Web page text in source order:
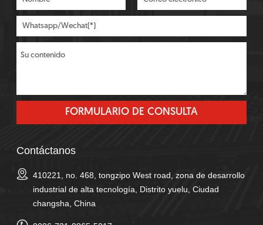
Contáctanos
410221, no. 468, tongzipo West road, zona de desarrollo
industrial de alta tecnología, Distrito yuelu, Ciudad
changsha, China